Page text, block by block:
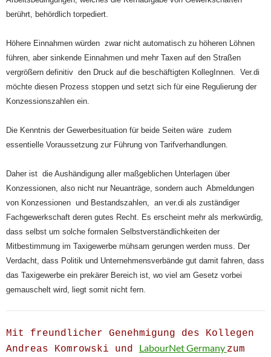
berührt, behördlich torpediert.
Höhere Einnahmen würden zwar nicht automatisch zu höheren Löhnen
führen, aber sinkende Einnahmen und mehr Taxen auf den Straßen
vergrößern definitiv den Druck auf die beschäftigten KollegInnen. Ver.di
möchte diesen Prozess stoppen und setzt sich für eine Regulierung der
Konzessionszahlen ein.
Die Kenntnis der Gewerbesituation für beide Seiten wäre zudem
essentielle Voraussetzung zur Führung von Tarifverhandlungen.
Daher ist die Aushändigung aller maßgeblichen Unterlagen über
Konzessionen, also nicht nur Neuanträge, sondern auch Abmeldungen
von Konzessionen und Bestandszahlen, an ver.di als zuständiger
Fachgewerkschaft deren gutes Recht. Es erscheint mehr als merkwürdig,
dass selbst um solche formalen Selbstverständlichkeiten der
Mitbestimmung im Taxigewerbe mühsam gerungen werden muss. Der
Verdacht, dass Politik und Unternehmensverbände gut damit fahren, dass
das Taxigewerbe ein prekärer Bereich ist, wo viel am Gesetz vorbei
gemauschelt wird, liegt somit nicht fern.
Mit freundlicher Genehmigung des Kollegen
Andreas Komrowski und LabourNet Germany zum